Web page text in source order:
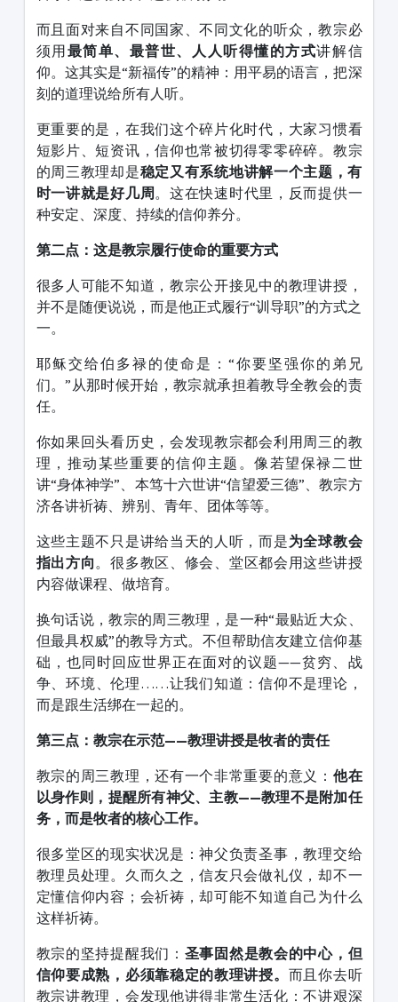
而且面对来自不同国家、不同文化的听众，教宗必
须用最简单、最普世、人人听得懂的方式讲解信
仰。这其实是“新福传”的精神：用平易的语言，把深
刻的道理说给所有人听。
更重要的是，在我们这个碎片化时代，大家习惯看
短影片、短资讯，信仰也常被切得零零碎碎。教宗
的周三教理却是稳定又有系统地讲解一个主题，有
时一讲就是好几周。这在快速时代里，反而提供一
种安定、深度、持续的信仰养分。
第二点：这是教宗履行使命的重要方式
很多人可能不知道，教宗公开接见中的教理讲授，
并不是随便说说，而是他正式履行“训导职”的方式之
一。
耶稣交给伯多禄的使命是：“你要坚强你的弟兄
们。”从那时候开始，教宗就承担着教导全教会的责
任。
你如果回头看历史，会发现教宗都会利用周三的教
理，推动某些重要的信仰主题。像若望保禄二世
讲“身体神学”、本笃十六世讲“信望爱三德”、教宗方
济各讲祈祷、辨别、青年、团体等等。
这些主题不只是讲给当天的人听，而是为全球教会
指出方向 。很多教区、修会、堂区都会用这些讲授
内容做课程、做培育。
换句话说，教宗的周三教理，是一种“最贴近大众、
但最具权威”的教导方式。不但帮助信友建立信仰基
础，也同时回应世界正在面对的议题——贫穷、战
争、环境、伦理……让我们知道：信仰不是理论，
而是跟生活绑在一起的。
第三点：教宗在示范——教理讲授是牧者的责任
教宗的周三教理，还有一个非常重要的意义： 他在
以身作则，提醒所有神父、主教——教理不是附加任
务，而是牧者的核心工作。
很多堂区的现实状况是：神父负责圣事，教理交给
教理员处理。久而久之，信友只会做礼仪，却不一
定懂信仰内容；会祈祷，却可能不知道自己为什么
这样祈祷。
教宗的坚持提醒我们： 圣事固然是教会的中心，但
信仰要成熟，必须靠稳定的教理讲授。 而且你去听
教宗讲教理，会发现他讲得非常生活化：不讲艰深